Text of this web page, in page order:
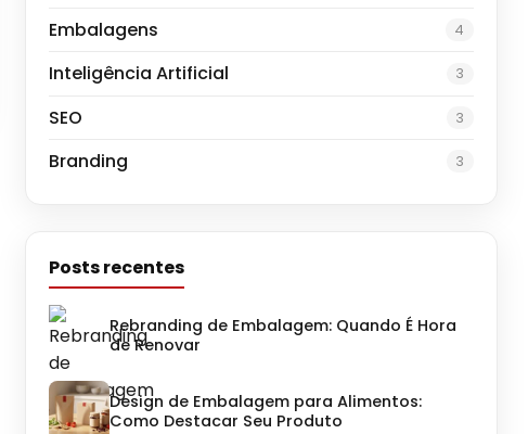
Embalagens 4
Inteligência Artificial 3
SEO 3
Branding 3
Posts recentes
Rebranding de Embalagem: Quando É Hora
de Renovar
Design de Embalagem para Alimentos:
Como Destacar Seu Produto